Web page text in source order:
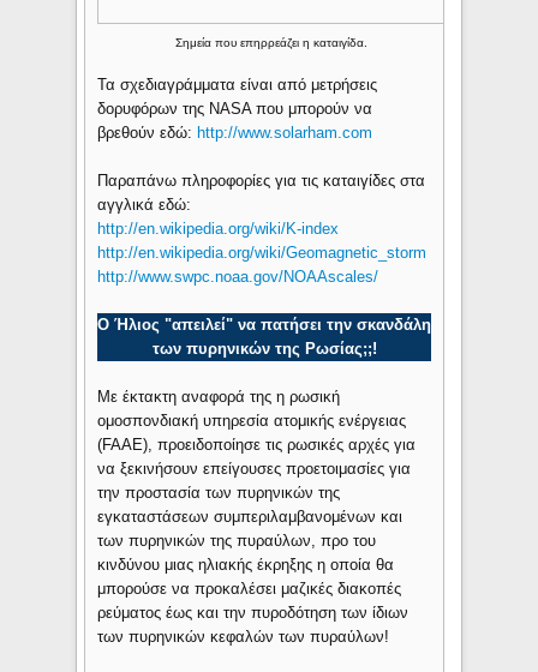
Σημεία που επηρρεάζει η καταιγίδα.
Τα σχεδιαγράμματα είναι από μετρήσεις
δορυφόρων της ΝΑSA που μπορούν να
βρεθούν εδώ: http://www.solarham.com
Παραπάνω πληροφορίες για τις καταιγίδες στα
αγγλικά εδώ:
http://en.wikipedia.org/wiki/K-index
http://en.wikipedia.org/wiki/Geomagnetic_storm
http://www.swpc.noaa.gov/NOAAscales/
Ο Ήλιος "απειλεί" να πατήσει την σκανδάλη
των πυρηνικών της Ρωσίας;;!
Mε έκτακτη αναφορά της η ρωσική
ομοσπονδιακή υπηρεσία ατομικής ενέργειας
(FAAE), προειδοποίησε τις ρωσικές αρχές για
να ξεκινήσουν επείγουσες προετοιμασίες για
την προστασία των πυρηνικών της
εγκαταστάσεων συμπεριλαμβανομένων και
των πυρηνικών της πυραύλων, προ του
κινδύνου μιας ηλιακής έκρηξης η οποία θα
μπορούσε να προκαλέσει μαζικές διακοπές
ρεύματος έως και την πυροδότηση των ίδιων
των πυρηνικών κεφαλών των πυραύλων!